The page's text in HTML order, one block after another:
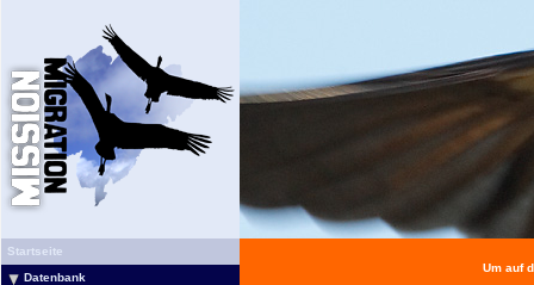
Startseite
Datenbank
Um auf